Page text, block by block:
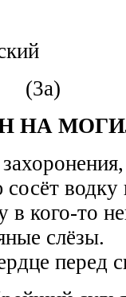
(3a)
НА
водку
кого-то
слёзы.
перед